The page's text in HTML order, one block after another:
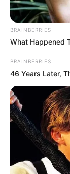
BRAINBERRIES
What Happened
BRAINBERRIES
46 Years Later,